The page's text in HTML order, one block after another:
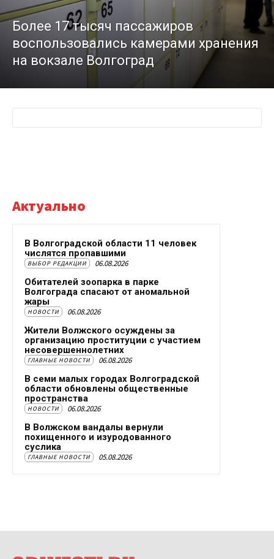
Более 17 тысяч пассажиров
воспользовались камерами хранения
на вокзале Волгоград
Актуально
В Волгоградской области 11 человек
числятся пропавшими
ВЫБОР РЕДАКЦИИ 06.08.2026
Обитателей зоопарка в парке
Волгограда спасают от аномальной
жары
НОВОСТИ 06.08.2026
Жители Волжского осуждены за
организацию проституции с участием
несовершеннолетних
ГЛАВНЫЕ НОВОСТИ 06.08.2026
В семи малых городах Волгоградской
области обновлены общественные
пространства
НОВОСТИ 06.08.2026
В Волжском вандалы вернули
похищенного и изуродованного
суслика
ГЛАВНЫЕ НОВОСТИ 05.08.2026